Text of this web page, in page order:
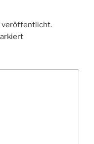
veröffentlicht.